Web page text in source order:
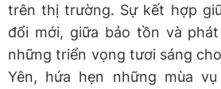
trên thị trường. Sự kết hợp
đổi mới, giữa bảo tồn và
những triển vọng tươi sáng
Yên, hứa hẹn những mùa